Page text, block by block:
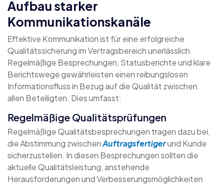
Aufbau starker
Kommunikationskanäle
Effektive Kommunikation ist für eine erfolgreiche
Qualitätssicherung im Vertragsbereich unerlässlich.
Regelmäßige Besprechungen, Statusberichte und klare
Berichtswege gewährleisten einen reibungslosen
Informationsfluss in Bezug auf die Qualität zwischen
allen Beteiligten. Dies umfasst:
Regelmäßige Qualitätsprüfungen
Regelmäßige Qualitätsbesprechungen tragen dazu bei,
die Abstimmung zwischenAuftragsfertigerund Kunde
sicherzustellen. In diesen Besprechungen sollten die
aktuelle Qualitätsleistung, anstehende
Herausforderungen und Verbesserungsmöglichkeiten